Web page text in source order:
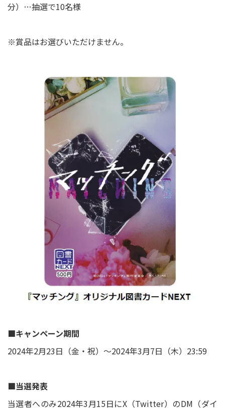
分）…抽選で10名様
※賞品はお選びいただけません。
■キャンペーン期間
2024年2月23日（金・祝）～2024年3月7日（木）23:59
■当選発表
当選者へのみ2024年3月15日にX（Twitter）のDM（ダイ